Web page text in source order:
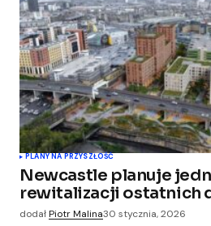
PLANY NA PRZYSZŁOŚĆ
Newcastle planuje
rewitalizacji ostatnich
dodałPiotr Malina30 stycznia, 2026